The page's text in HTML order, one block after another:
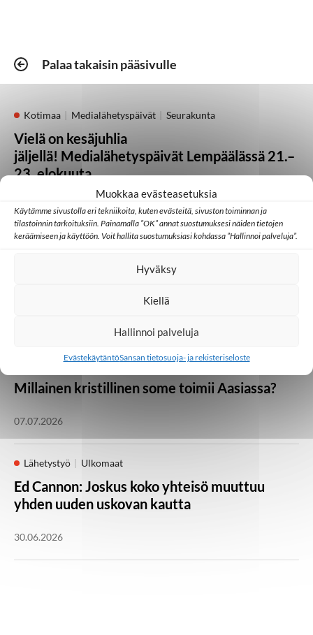
Muokkaa evästeasetuksia
Käytämme sivustolla eri tekniikoita, kuten evästeitä, sivuston toiminnan ja
tilastoinnin tarkoituksiin. Painamalla ”OK” annat suostumuksesi näiden tietojen
keräämiseen ja käyttöön. Voit hallita suostumuksiasi kohdassa ”Hallinnoi palveluja”.
Hyväksy
Kiellä
Hallinnoi palveluja
EvästekäytäntöSansan tietosuoja- ja rekisteriseloste
Palaa takaisin pääsivulle
Kotimaa Medialähetyspäivät Seurakunta
Vielä on kesäjuhlia
jäljellä! Medialähetyspäivät Lempäälässä 21.–
23. elokuuta
05.08.2026
Heikki Kärhän kutsumuksena on evankeliumin
Huomisen yhteisöt Japani Kambodža Ulkomaat
Millainen kristillinen some toimii Aasiassa?
07.07.2026
Lähetystyö Ulkomaat
Ed Cannon: Joskus koko yhteisö muuttuu
yhden uuden uskovan kautta
30.06.2026